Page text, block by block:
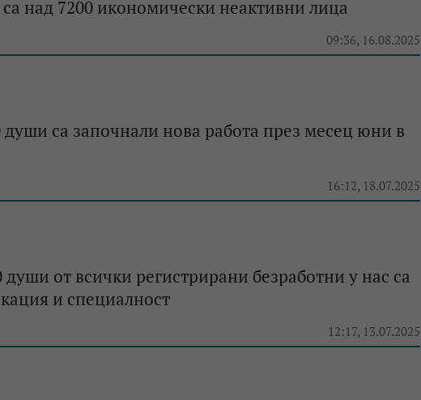
над 7200 икономически неактивни лица
09:36, 16.08.2025
са започнали нова работа през месец юни в
16:12, 18.07.2025
души от всички регистрирани безработни у нас са
и специалност
12:17, 13.07.2025